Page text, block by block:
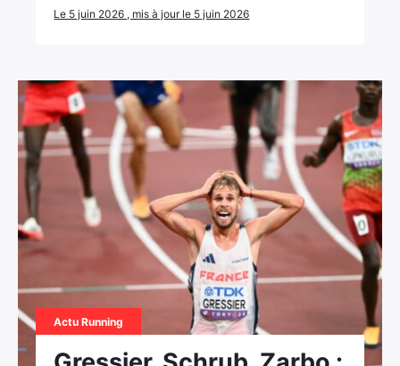
Le 5 juin 2026 , mis à jour le 5 juin 2026
Actu Running